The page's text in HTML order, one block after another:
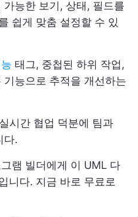
능한 보기, 상태, 필드를
쉽게 맞춤 설정할 수 있
태그, 중첩된 하위 작업,
능으로 추적을 개선하는
시간 협업 덕분에 팀과
다.
램 빌더에게 이 UML 다
니다. 지금 바로 무료로